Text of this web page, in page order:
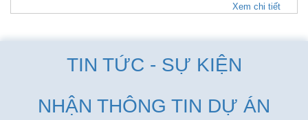
Xem chi tiết
TIN TỨC - SỰ KIỆN
NHẬN THÔNG TIN DỰ ÁN